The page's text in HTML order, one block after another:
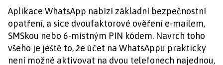
Aplikace WhatsApp nabízí základní bezpečnostní
opatření, a sice dvoufaktorové ověření e-mailem,
SMSkou nebo 6-místným PIN kódem. Navrch toho
všeho je ještě to, že účet na WhatsAppu prakticky
není možné aktivovat na dvou telefonech najednou,